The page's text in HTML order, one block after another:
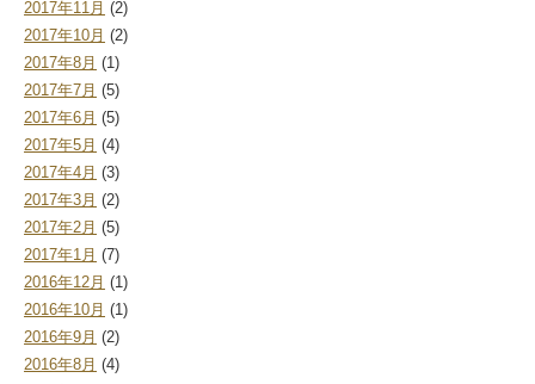
2017年11月 (2)
2017年10月 (2)
2017年8月 (1)
2017年7月 (5)
2017年6月 (5)
2017年5月 (4)
2017年4月 (3)
2017年3月 (2)
2017年2月 (5)
2017年1月 (7)
2016年12月 (1)
2016年10月 (1)
2016年9月 (2)
2016年8月 (4)